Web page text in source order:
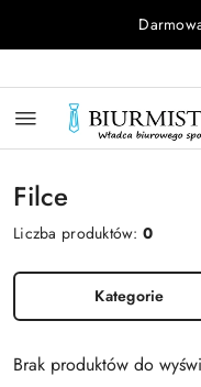
Przejdź do treści
Przejdź do
Przejdź do moje
Przejdź do menu
Przejdź do stopki
Filce
Liczba produktów:0
Kategorie
Brak produktów do